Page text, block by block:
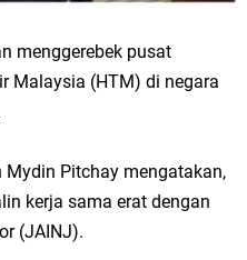
menggerebek pusat
Malaysia (HTM) di negara
Mydin Pitchay mengatakan,
kerja sama erat dengan
(JAINJ).